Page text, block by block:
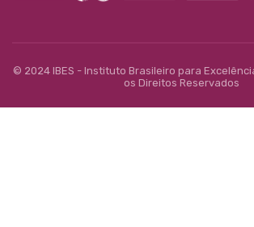
© 2024 IBES - Instituto Brasileiro para
os Direitos Reservados